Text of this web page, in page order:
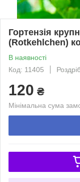
Гортензія
(Rotkehlchen)
В наявності
Код: 11405
120 ₴
Мінімальна сума